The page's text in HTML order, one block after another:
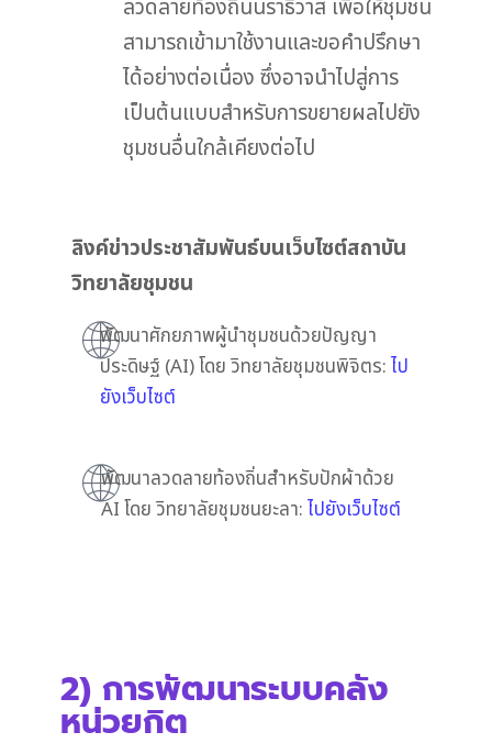
ลวดลายท้องถิ่นนราธิวาส เพื่อให้ชุมชน
สามารถเข้ามาใช้งานและขอคำปรึกษา
ได้อย่างต่อเนื่อง ซึ่งอาจนำไปสู่การ
เป็นต้นแบบสำหรับการขยายผลไปยัง
ชุมชนอื่นใกล้เคียงต่อไป
ลิงค์ข่าวประชาสัมพันธ์บนเว็บไซต์สถาบัน
วิทยาลัยชุมชน
พัฒนาศักยภาพผู้นำชุมชนด้วยปัญญา
ประดิษฐ์ (AI) โดย วิทยาลัยชุมชนพิจิตร:ไป
ยังเว็บไซต์
พัฒนาลวดลายท้องถิ่นสำหรับปักผ้าด้วย
AI โดย วิทยาลัยชุมชนยะลา:ไปยังเว็บไซต์
2) การพัฒนาระบบคลัง
หน่วยกิต